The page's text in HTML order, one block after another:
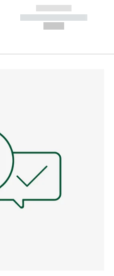
------------
----------- -----------